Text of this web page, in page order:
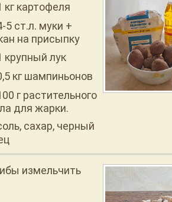
кг картофеля
5 ст.л. муки +
на присыпку
крупный лук
кг шампиньонов
г растительного
для жарки.
сахар, черный
измельчить